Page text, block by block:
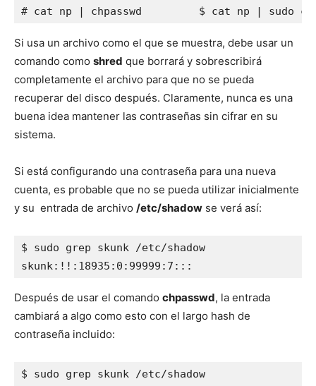
# cat np | chpasswd         $ cat np | sudo
Si usa un archivo como el que se muestra, debe usar un
comando como shred que borrará y sobrescribirá
completamente el archivo para que no se pueda
recuperar del disco después. Claramente, nunca es una
buena idea mantener las contraseñas sin cifrar en su
sistema.
Si está configurando una contraseña para una nueva
cuenta, es probable que no se pueda utilizar inicialmente
y su entrada de archivo /etc/shadow se verá así:
$ sudo grep skunk /etc/shadow
skunk:!!:18935:0:99999:7:::
Después de usar el comando chpasswd, la entrada
cambiará a algo como esto con el largo hash de
contraseña incluido:
$ sudo grep skunk /etc/shadow